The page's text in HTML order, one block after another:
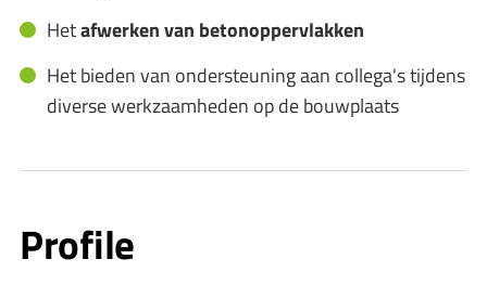
Hetafwerken van betonoppervlakken
Het bieden van ondersteuning aan collega's tijdens
diverse werkzaamheden op de bouwplaats
Profile